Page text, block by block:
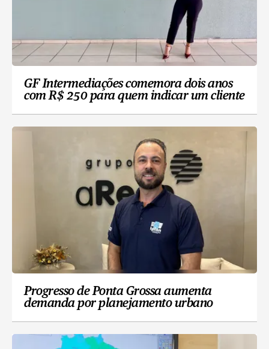
GF Intermediações comemora dois anos
com R$ 250 para quem indicar um cliente
Progresso de Ponta Grossa aumenta
demanda por planejamento urbano